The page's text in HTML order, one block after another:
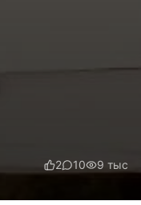
2 10 9 тыс